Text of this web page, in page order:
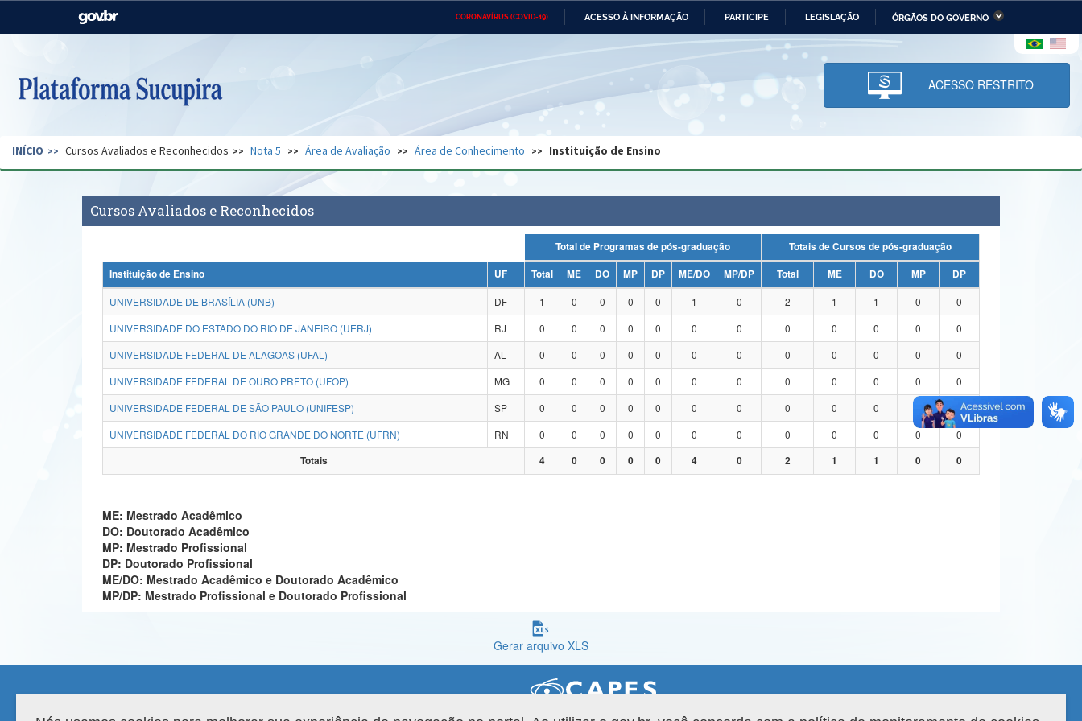
CORONAVÍRUS (COVID-19) ACESSO À INFORMAÇÃO PARTICIPE LEGISLAÇÃO ÓRGÃOS DO GOVERNO
Casa Civil Ministério das Relações Ministério da Economia Ministério da Infraestrutura
Pecuária e Abastecimento
Ministério da Ciência,
Tecnologia, Inovações e
Comunicações
Ministério do Desenvolvimento
Regional e dos Direitos Humanos
Secretaria de Governo Gabinete de Segurança Advocacia-Geral da União Banco Central do Brasil Planalto
ACESSO RESTRITO
INÍCIO Cursos Avaliados e Reconhecidos Nota 5 Área de Avaliação Área de Conhecimento Instituição de Ensino
Cursos Avaliados e Reconhecidos
Total de Programas de pós-graduação
Totais de Cursos de pós-graduação
Instituição de Ensino
UF Total ME DO MP DP ME/DO MP/DP Total ME DO MP
DP
UNIVERSIDADE DE BRASÍLIA (UNB)
DF 1 0 0 0 0 1 0 2 1 1 0
0
UNIVERSIDADE DO ESTADO DO RIO DE JANEIRO (UERJ)
RJ 0 0 0 0 0 0 0 0 0 0 0
0
UNIVERSIDADE FEDERAL DE ALAGOAS (UFAL)
AL 0 0 0 0 0 0 0 0 0 0 0
0
UNIVERSIDADE FEDERAL DE OURO PRETO (UFOP)
MG 0 0 0 0 0 0 0 0 0 0 0
0
UNIVERSIDADE FEDERAL DE SÃO PAULO (UNIFESP)
SP 0 0 0 0 0 0 0 0 0 0
0
UNIVERSIDADE FEDERAL DO RIO GRANDE DO NORTE (UFRN)
RN 0 0 0 0 0 0 0 0 0 0 0
0
Totais
4 0 0 0 0 4 0 2 1 1 0 0
ME: Mestrado Acadêmico
DO: Doutorado Acadêmico
MP: Mestrado Profissional
DP: Doutorado Profissional
ME/DO: Mestrado Acadêmico e Doutorado Acadêmico
MP/DP: Mestrado Profissional e Doutorado Profissional
Gerar arquivo XLS